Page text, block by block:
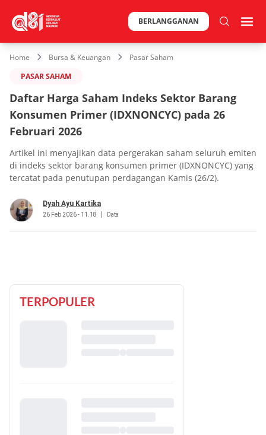
BERLANGGANAN
Home Bursa & Keuangan
Pasar Saham
PASAR SAHAM
Daftar Harga Saham Indeks Sektor Barang
Konsumen Primer (IDXNONCYC) pada 26
Februari 2026
Artikel ini menyajikan data pergerakan saham seluruh emiten
di indeks sektor barang konsumen primer (IDXNONCYC) yang
tercatat pada penutupan perdagangan Kamis (26/2).
Dyah Ayu Kartika
26 Feb 2026 - 11.18 Data
TERPOPULER